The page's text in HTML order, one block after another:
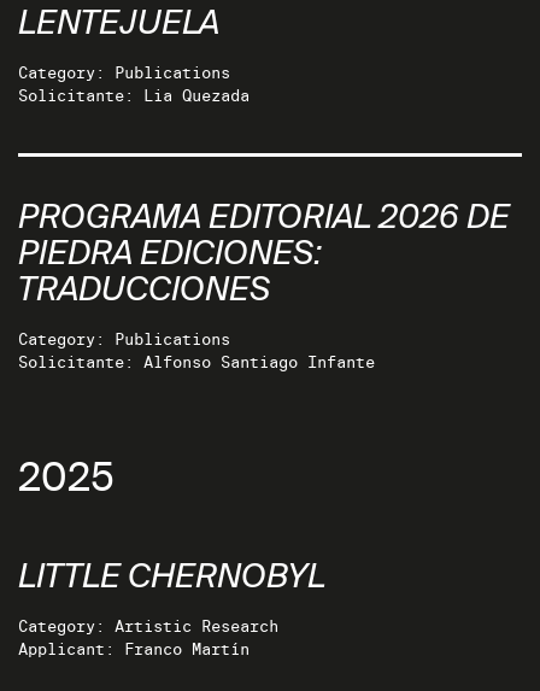
LENTEJUELA
Category: Publications
Solicitante: Lia Quezada
PROGRAMA EDITORIAL 2026 DE
PIEDRA EDICIONES:
TRADUCCIONES
Category: Publications
Solicitante: Alfonso Santiago Infante
2025
LITTLE CHERNOBYL
Category: Artistic Research
Applicant: Franco Martín